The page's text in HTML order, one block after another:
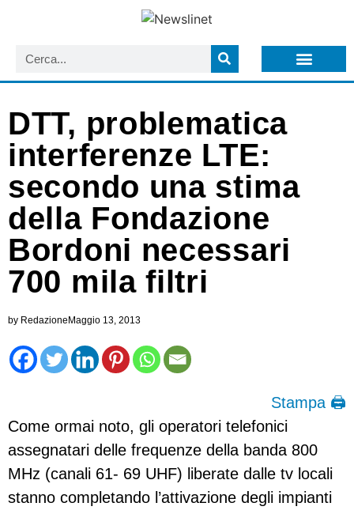
DTT, problematica
interferenze LTE:
secondo una stima
della Fondazione
Bordoni necessari
700 mila filtri
by RedazioneMaggio 13, 2013
Stampa 🖨
Come ormai noto, gli operatori telefonici
assegnatari delle frequenze della banda 800
MHz (canali 61- 69 UHF) liberate dalle tv locali
stanno completando l’attivazione degli impianti